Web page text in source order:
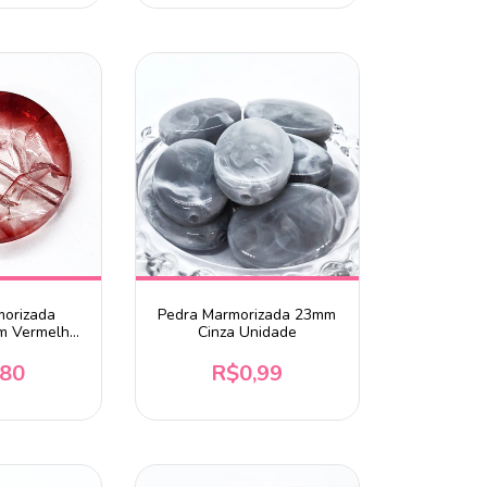
Vermelho
Pedra Marmorizada 23mm
Cinza Unidade
R$0,99